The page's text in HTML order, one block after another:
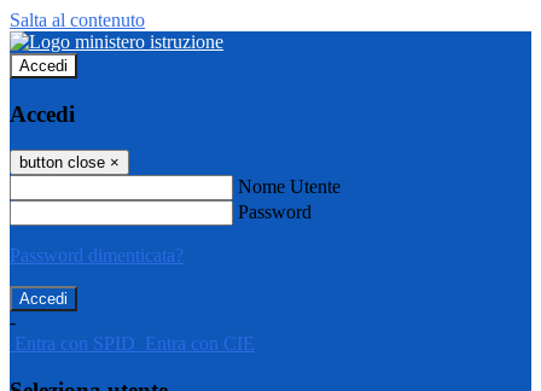
Salta al contenuto
Accedi
Accedi
button close ×
Nome Utente
Password
Password dimenticata?
-
Entra con SPID Entra con CIE